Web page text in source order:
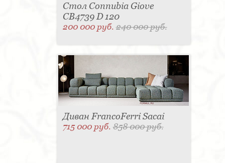
Стол Connubia Giove
CB4739 D 120
200 000 руб.240 000 руб.
Диван FrancoFerri Sacai
715 000 руб.858 000 руб.